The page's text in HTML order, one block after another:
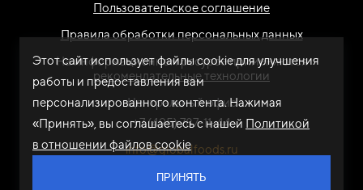
Пользовательское соглашение
Правила обработки персональных данных
На информационном ресурсе применяются
рекомендательные технологии
Центральный офис
+7 (495) 787-11-44
info@globalfoods.ru
Этот сайт использует файлы cookie для улучшения
работы и предоставления вам
персонализированного контента. Нажимая
«Принять», вы соглашаетесь с нашей Политикой
в отношении файлов cookie
ПРИНЯТЬ